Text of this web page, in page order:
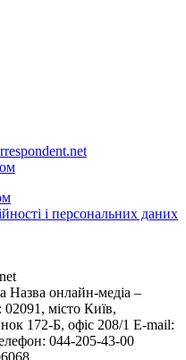
і персональних даних
Назва онлайн-медіа –
місто Київ,
172-Б, офіс 208/1 E-mail:
044-205-43-00